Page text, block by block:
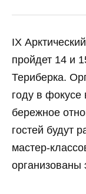
IX
пройдет 14 и
Териберка.
году в
бережное
гостей будут
мастер-
организованы